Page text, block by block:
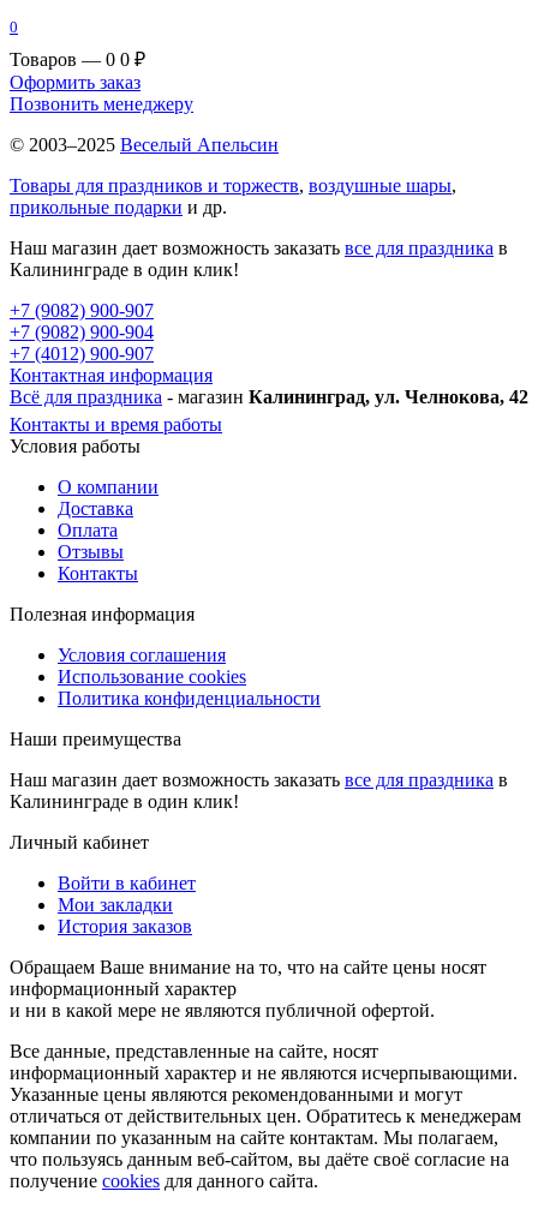
0
Товаров — 0 0 ₽
Оформить заказ
Позвонить менеджеру
© 2003–2025 Веселый Апельсин
Товары для праздников и торжеств, воздушные шары,
прикольные подарки и др.
Наш магазин дает возможность заказать все для праздника в
Калининграде в один клик!
+7 (9082) 900-907
+7 (9082) 900-904
+7 (4012) 900-907
Контактная информация
Всё для праздника - магазин Калининград, ул. Челнокова, 42
Контакты и время работы
Условия работы
О компании
Доставка
Оплата
Отзывы
Контакты
Полезная информация
Условия соглашения
Использование cookies
Политика конфиденциальности
Наши преимущества
Наш магазин дает возможность заказать все для праздника в
Калининграде в один клик!
Личный кабинет
Войти в кабинет
Мои закладки
История заказов
Обращаем Ваше внимание на то, что на сайте цены носят
информационный характер
и ни в какой мере не являются публичной офертой.
Все данные, представленные на сайте, носят
информационный характер и не являются исчерпывающими.
Указанные цены являются рекомендованными и могут
отличаться от действительных цен. Обратитесь к менеджерам
компании по указанным на сайте контактам. Мы полагаем,
что пользуясь данным веб-сайтом, вы даёте своё согласие на
получение cookies для данного сайта.